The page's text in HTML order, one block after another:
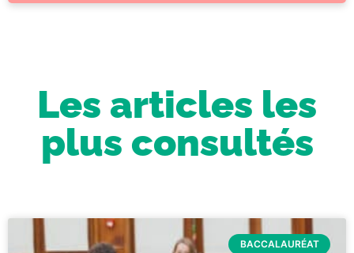
Les articles les
plus consultés
BACCALAURÉAT